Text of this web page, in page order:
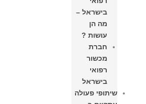
בישראל –
מה הן
עושות ?
חברת
מכשור
רפואי
בישראל
שיתופי פעולה